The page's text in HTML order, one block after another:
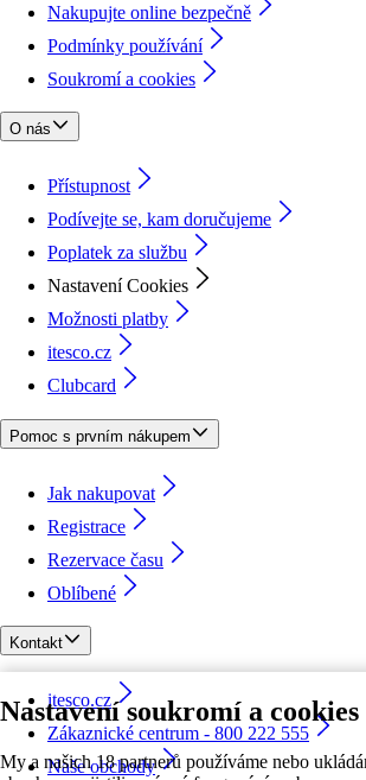
Nastavení soukromí a cookies
My a našich 18 partnerů používáme nebo
Nakupujte online bezpečně
Podmínky používání
Soukromí a cookies
O nás
Přístupnost
Podívejte se, kam doručujeme
Poplatek za službu
Nastavení Cookies
Možnosti platby
itesco.cz
Clubcard
Pomoc s prvním nákupem
Jak nakupovat
Registrace
Rezervace času
Oblíbené
Kontakt
itesco.cz
Zákaznické centrum - 800 222 555
Naše obchody